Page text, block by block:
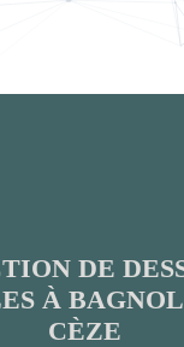
DE
À
CÈZE